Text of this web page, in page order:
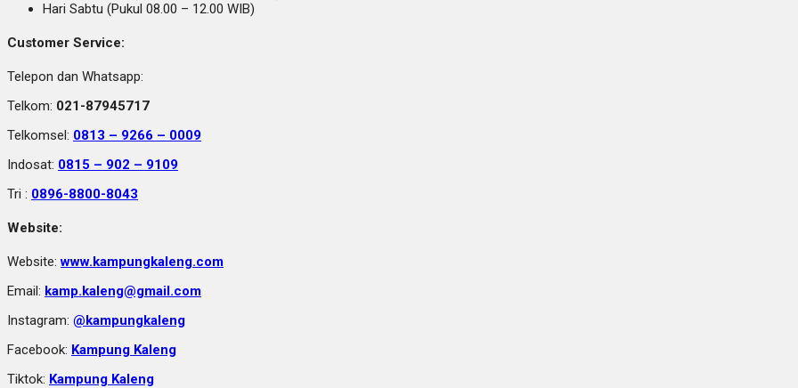
Hari Sabtu (Pukul 08.00 – 12.00 WIB)
Customer Service:
Telepon dan Whatsapp:
Telkom: 021-87945717
Telkomsel: 0813 – 9266 – 0009
Indosat: 0815 – 902 – 9109
Tri : 0896-8800-8043
Website:
Website:www.kampungkaleng.com
Email: kamp.kaleng@gmail.com
Instagram: @kampungkaleng
Facebook: Kampung Kaleng
Tiktok: Kampung Kaleng